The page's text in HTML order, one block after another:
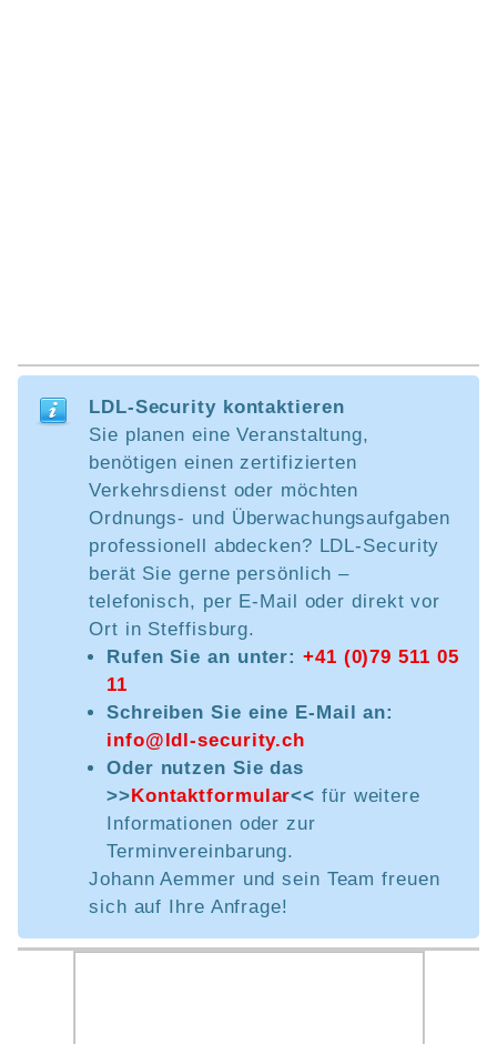
LDL-Security kontaktieren
Sie planen eine Veranstaltung,
benötigen einen zertifizierten
Verkehrsdienst oder möchten
Ordnungs- und Überwachungsaufgaben
professionell abdecken? LDL-Security
berät Sie gerne persönlich –
telefonisch, per E-Mail oder direkt vor
Ort in Steffisburg.
Rufen Sie an unter: +41 (0)79 511 05
11
Schreiben Sie eine E-Mail an:
info@ldl-security.ch
Oder nutzen Sie das
>>Kontaktformular<< für weitere
Informationen oder zur
Terminvereinbarung.
Johann Aemmer und sein Team freuen
sich auf Ihre Anfrage!